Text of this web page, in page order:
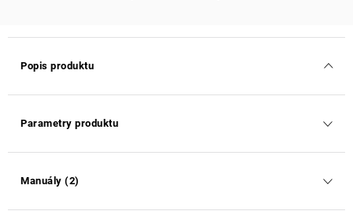
Popis produktu
Parametry produktu
Manuály (2)